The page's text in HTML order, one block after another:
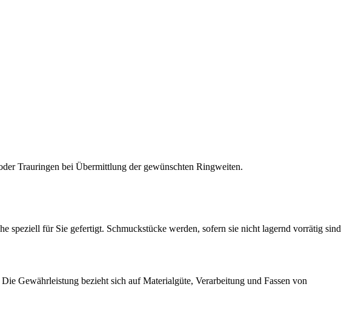
Trauringen bei Übermittlung der gewünschten Ringweiten.
speziell für Sie gefertigt. Schmuckstücke werden, sofern sie nicht lagernd vorrätig sind
Gewährleistung bezieht sich auf Materialgüte, Verarbeitung und Fassen von